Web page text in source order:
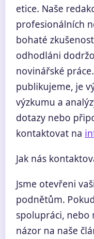
etice. Naše
profesionálních
bohaté
odhodláni
novinářské
publikujeme, je
výzkumu a
dotazy nebo
kontaktovat na
Jak nás
Jsme otevřeni
podnětům.
spolupráci, nebo
názor na naše